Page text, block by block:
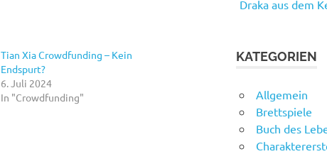
Tian Xia Crowdfunding – Kein
Endspurt?
6. Juli 2024
In "Crowdfunding"
Draka aus dem
KATEGORIEN
Allgemein
Brettspiele
Buch des